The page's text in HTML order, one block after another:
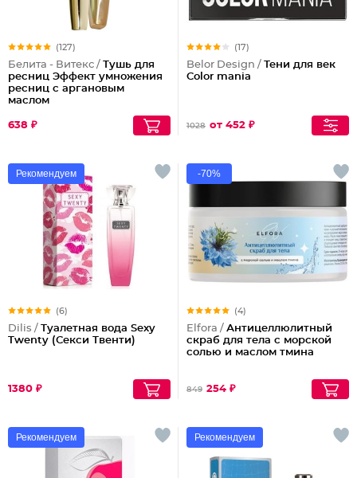
(127)
Белита - Витекс / Тушь для
ресниц Эффект умножения
ресниц с аргановым
маслом
638 ₽
(17)
Belor Design / Тени для век
Color mania
1028 от 452 ₽
Рекомендуем
(6)
Dilis / Туалетная вода Sexy
Twenty (Секси Твенти)
1380 ₽
-70%
(4)
Elfora / Антицеллюлитный
скраб для тела с морской
солью и маслом тмина
849 254 ₽
Рекомендуем Рекомендуем